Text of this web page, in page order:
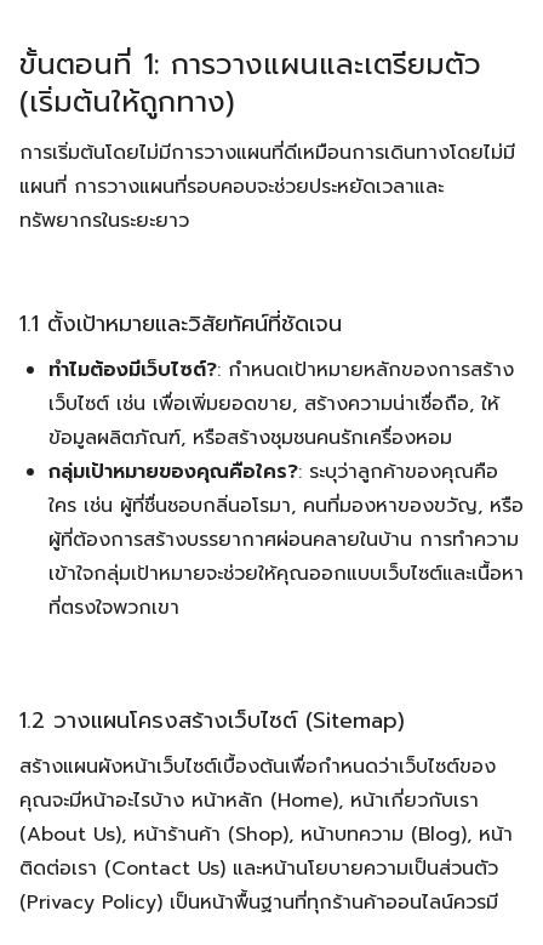
ขั้นตอนที่ 1: การวางแผนและเตรียมตัว
(เริ่มต้นให้ถูกทาง)
การเริ่มต้นโดยไม่มีการวางแผนที่ดีเหมือนการเดินทางโดยไม่มี
แผนที่ การวางแผนที่รอบคอบจะช่วยประหยัดเวลาและ
ทรัพยากรในระยะยาว
1.1 ตั้งเป้าหมายและวิสัยทัศน์ที่ชัดเจน
ทำไมต้องมีเว็บไซต์?: กำหนดเป้าหมายหลักของการสร้าง
เว็บไซต์ เช่น เพื่อเพิ่มยอดขาย, สร้างความน่าเชื่อถือ, ให้
ข้อมูลผลิตภัณฑ์, หรือสร้างชุมชนคนรักเครื่องหอม
กลุ่มเป้าหมายของคุณคือใคร?: ระบุว่าลูกค้าของคุณคือ
ใคร เช่น ผู้ที่ชื่นชอบกลิ่นอโรมา, คนที่มองหาของขวัญ, หรือ
ผู้ที่ต้องการสร้างบรรยากาศผ่อนคลายในบ้าน การทำความ
เข้าใจกลุ่มเป้าหมายจะช่วยให้คุณออกแบบเว็บไซต์และเนื้อหา
ที่ตรงใจพวกเขา
1.2 วางแผนโครงสร้างเว็บไซต์ (Sitemap)
สร้างแผนผังหน้าเว็บไซต์เบื้องต้นเพื่อกำหนดว่าเว็บไซต์ของ
คุณจะมีหน้าอะไรบ้าง หน้าหลัก (Home), หน้าเกี่ยวกับเรา
(About Us), หน้าร้านค้า (Shop), หน้าบทความ (Blog), หน้า
ติดต่อเรา (Contact Us) และหน้านโยบายความเป็นส่วนตัว
(Privacy Policy) เป็นหน้าพื้นฐานที่ทุกร้านค้าออนไลน์ควรมี